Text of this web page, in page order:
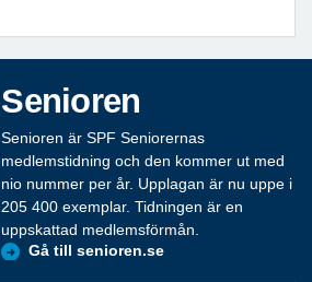
Senioren
Senioren är SPF Seniorernas
medlemstidning och den kommer ut med
nio nummer per år. Upplagan är nu uppe i
205 400 exemplar. Tidningen är en
uppskattad medlemsförmån.
Gå till senioren.se